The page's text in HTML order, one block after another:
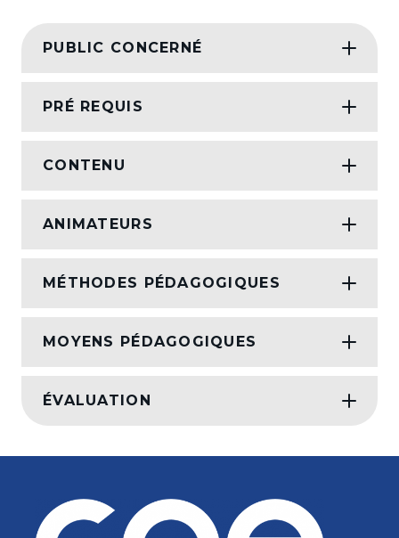
PUBLIC CONCERNÉ
PRÉ REQUIS
CONTENU
ANIMATEURS
MÉTHODES PÉDAGOGIQUES
MOYENS PÉDAGOGIQUES
ÉVALUATION